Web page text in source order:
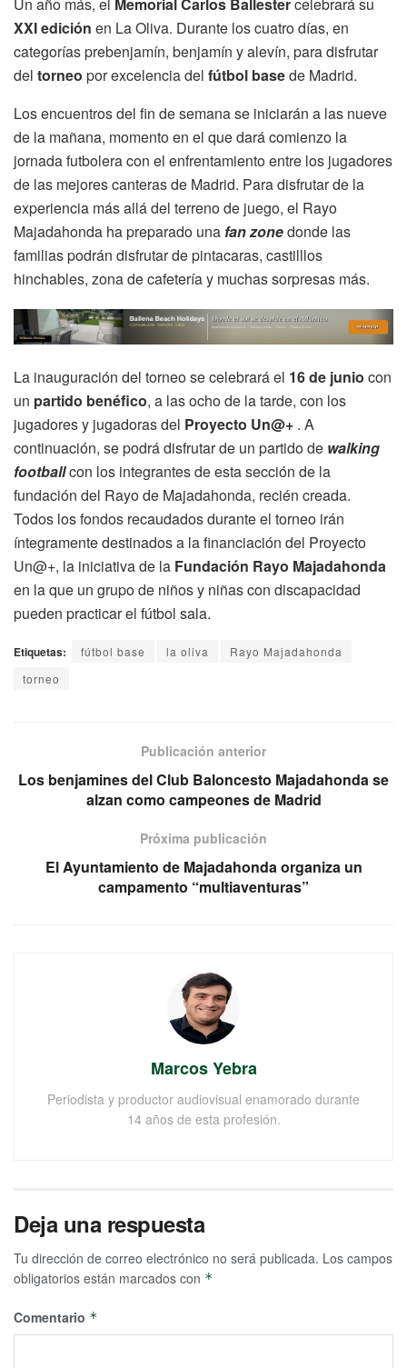
Un año más, el Memorial Carlos Ballestercelebrará su
XXI edición en La Oliva. Durante los cuatro días, en
categorías prebenjamín, benjamín y alevín, para disfrutar
del torneo por excelencia del fútbol basede Madrid.
Los encuentros del fin de semana se iniciarán a las nueve
de la mañana, momento en el que dará comienzo la
jornada futbolera con el enfrentamiento entre los jugadores
de las mejores canteras de Madrid. Para disfrutar de la
experiencia más allá del terreno de juego, el Rayo
Majadahonda ha preparado una fan zonedonde las
familias podrán disfrutar de pintacaras, castilllos
hinchables, zona de cafetería y muchas sorpresas más.
La inauguración del torneo se celebrará el 16 de junio con
un partido benéfico, a las ocho de la tarde, con los
jugadores y jugadoras del Proyecto Un@+ . A
continuación, se podrá disfrutar de un partido de walking
footballcon los integrantes de esta sección de la
fundación del Rayo de Majadahonda, recién creada.
Todos los fondos recaudados durante el torneo irán
íntegramente destinados a la financiación del Proyecto
Un@+, la iniciativa de la Fundación Rayo Majadahonda
en la que un grupo de niños y niñas con discapacidad
pueden practicar el fútbol sala.
Etiquetas: fútbol base la oliva
Rayo Majadahonda
torneo
Publicación anterior
Los benjamines del Club Baloncesto Majadahonda se
alzan como campeones de Madrid
Próxima publicación
El Ayuntamiento de Majadahonda organiza un
campamento “multiaventuras”
Marcos Yebra
Periodista y productor audiovisual enamorado durante
14 años de esta profesión.
Deja una respuesta
Tu dirección de correo electrónico no será publicada. Los campos
obligatorios están marcados con *
Comentario *